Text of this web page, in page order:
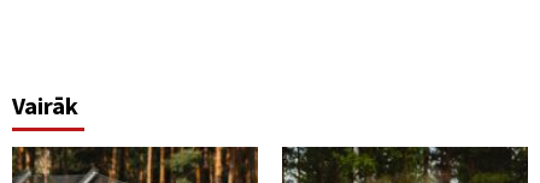
Vairāk